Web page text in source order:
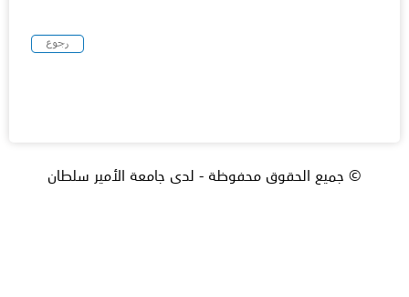
© جميع الحقوق محفوظة - لدى جامعة الأمير سلطان